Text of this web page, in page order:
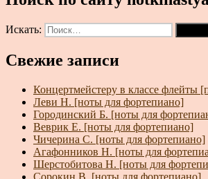
Искать:
Свежие записи
Концертмейстеру в классе флейты
Леви Н. [ноты для фортепиано]
Городинский Б. [ноты для
Веврик Е. [ноты для фортепиано]
Чичерина С. [ноты для фортепиано]
Агафонников Н. [ноты для
Шерстобитова Н. [ноты для
Сорокин В. [ноты для фортепиано]